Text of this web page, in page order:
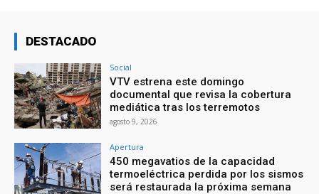
DESTACADO
Social
VTV estrena este domingo
documental que revisa la cobertura
mediática tras los terremotos
agosto 9, 2026
Apertura
450 megavatios de la capacidad
termoeléctrica perdida por los sismos
será restaurada la próxima semana